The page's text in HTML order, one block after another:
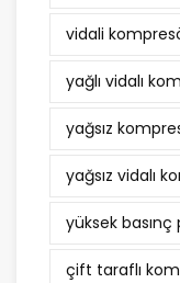
vidali
yağlı vidalı
yağsız
yağsız vidalı
yüksek
çift taraflı